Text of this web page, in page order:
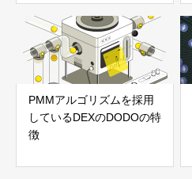
PMMアルゴリズムを採用
しているDEXのDODOの特
徴